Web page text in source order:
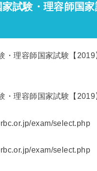
家試験・理容師国
・理容師国家試験【
・理容師国家試験【
exam/select.php
exam/select.php